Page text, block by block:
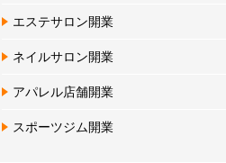
エステサロン開業
ネイルサロン開業
アパレル店舗開業
スポーツジム開業